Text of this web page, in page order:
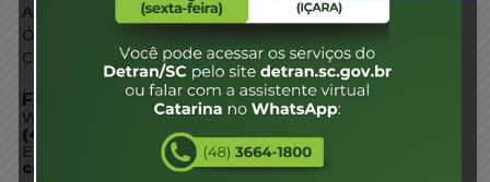
Acesso à Informação
Órgãos do Governo
Conheça SC
FALE CONOSCO
WhatsApp:
(48) 3664-1800
E-mail:
centraldeinformacoes@detran.sc.gov.br